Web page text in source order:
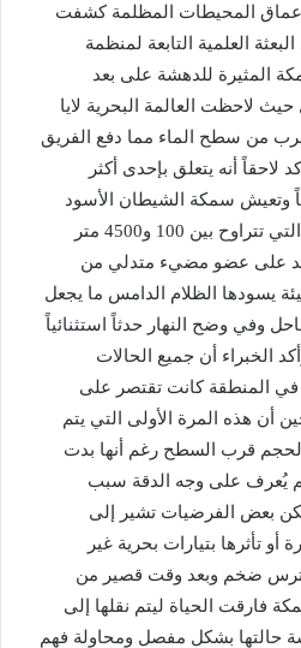
المحيطات المظلمة كشفت
العلمية التابعة لمنظمة
المثيرة للدهشة على بعد
لاحظت العالمة البحرية لايا
من سطح الماء مما دفع الفريق
لاحقاً أنه يتعلق بإحدى أكثر
وتعيش سمكة الشيطان الأسود
عادة في الأعماق السحيقة التي تتراوح بين 100 و4500 متر
على عضو مضيء متدلي من
يسودها الظلام الدامس ما يجعل
وفي وضح النهار حدثاً استثنائياً
الخبراء أن جميع الحالات
المنطقة كانت تقتصر على
أن هذه المرة الأولى التي يتم
قرب السطح رغم أنها بدت
يُعرف على وجه الدقة سبب
لكن بعض الفرضيات تشير إلى
تأثرها بتيارات بحرية غير
ضخم وبعد وقت قصير من
فارقت الحياة ليتم نقلها إلى
حالتها بشكل مفصل ومحاولة فهم